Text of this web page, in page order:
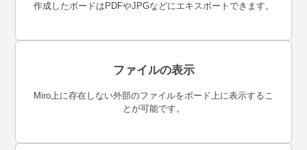
作成したボードはPDFやJPGなどにエキスポートできます。
ファイルの表示
Miro上に存在しない外部のファイルをボード上に表示するこ
とが可能です。